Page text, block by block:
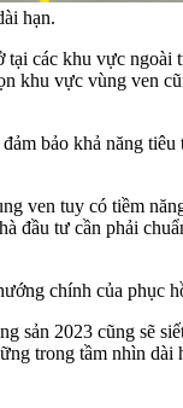
hạn.
các khu vực
vực vùng ven
bảo khả năng
ven tuy có tiềm
tư cần phải
chính của phục
2023 cũng sẽ
trong tầm nhìn dài